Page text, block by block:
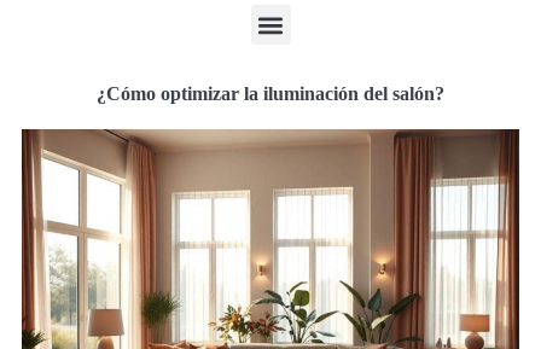
¿Cómo optimizar la iluminación del salón?